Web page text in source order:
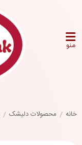
منو
خانه / محصولات دلیشک /